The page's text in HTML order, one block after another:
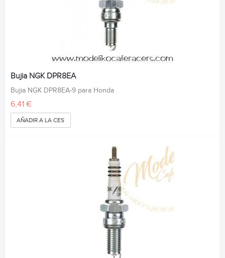
Bujia NGK DPR8EA
Bujia NGK DPR8EA-9 para Honda
6,41 €
AÑADIR A LA CESTA